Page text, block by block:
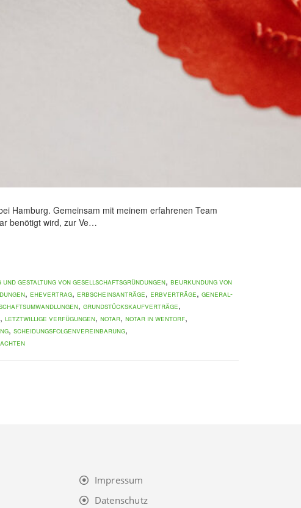
Hamburg. Gemeinsam mit meinem erfahrenen Team
benötigt wird, zur Ve…
und Gestaltung von Gesellschaftsgründungen, Beurkundung von
, Ehevertrag, Erbscheinsanträge, Erbverträge, General-
, Grundstückskaufverträge,
, letztwillige Verfügungen, Notar, Notar in Wentorf,
, Scheidungsfolgenvereinbarung,
Impressum
Datenschutz